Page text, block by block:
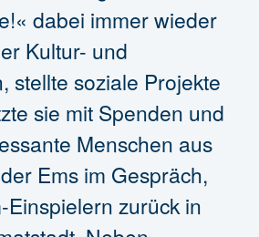
dabei immer wieder
Kultur- und
stellte soziale Projekte
sie mit Spenden und
Menschen aus
Ems im Gespräch,
Einspielern zurück in